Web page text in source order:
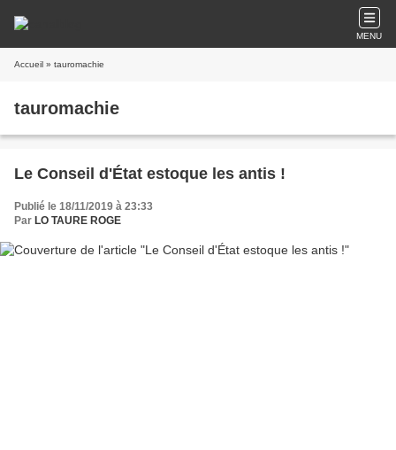
MENU
Accueil » tauromachie
tauromachie
Le Conseil d'État estoque les antis !
Publié le 18/11/2019 à 23:33
Par LO TAURE ROGE